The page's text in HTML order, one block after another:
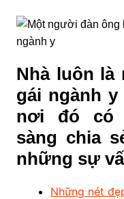
Nhà luôn là
gái ngành
nơi đó có
sàng chia
những sự
Những nét